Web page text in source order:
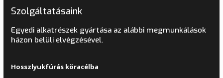
Szolgáltatásaink
Egyedi alkatrészek gyártása az alábbi megmunkálások
házon belüli elvégzésével.
Hosszlyukfúrás köracélba